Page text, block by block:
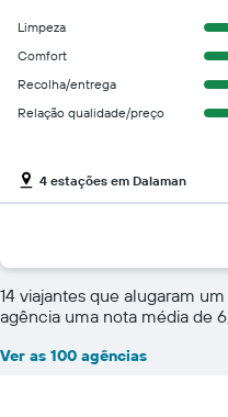
Limpeza
Comfort
Recolha/entrega
Relação qualidade/preço
4 estações em Dalaman
14 viajantes que alugaram
agência uma nota média de
Ver as 100 agências